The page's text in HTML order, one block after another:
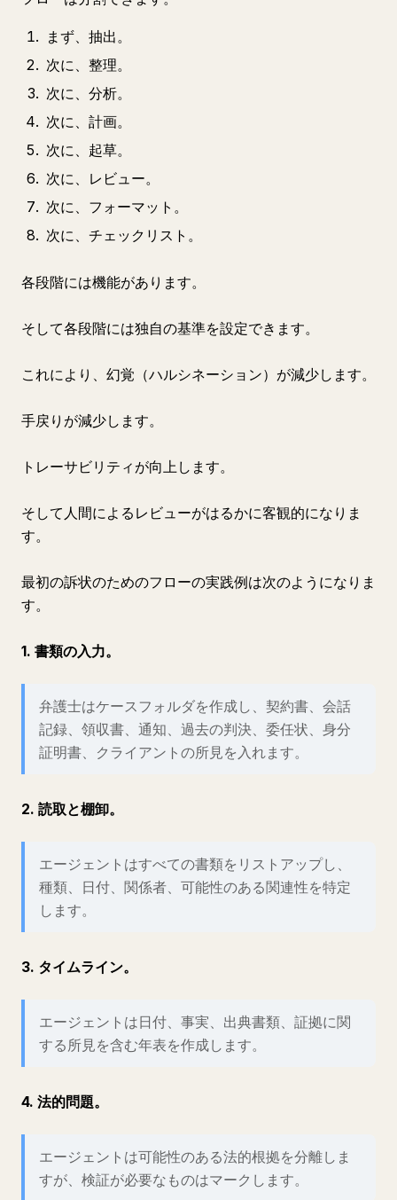
まず、抽出。
次に、整理。
次に、分析。
次に、計画。
次に、起草。
次に、レビュー。
次に、フォーマット。
次に、チェックリスト。
各段階には機能があります。
そして各段階には独自の基準を設定できます。
これにより、幻覚（ハルシネーション）が減少します。
手戻りが減少します。
トレーサビリティが向上します。
そして人間によるレビューがはるかに客観的になりま
す。
最初の訴状のためのフローの実践例は次のようになりま
す。
1. 書類の入力。
弁護士はケースフォルダを作成し、契約書、会話
記録、領収書、通知、過去の判決、委任状、身分
証明書、クライアントの所見を入れます。
2. 読取と棚卸。
エージェントはすべての書類をリストアップし、
種類、日付、関係者、可能性のある関連性を特定
します。
3. タイムライン。
エージェントは日付、事実、出典書類、証拠に関
する所見を含む年表を作成します。
4. 法的問題。
エージェントは可能性のある法的根拠を分離しま
すが、検証が必要なものはマークします。